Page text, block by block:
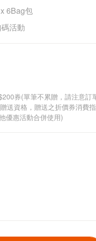
6Bag包
活動
券(單筆不累贈，請注意訂
送資格，贈送之折價券消費
優惠活動合併使用)